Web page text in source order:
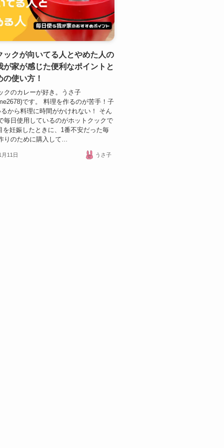
ックが向いてる人とやめた人の
が家が感じた便利なポイントと
の使い方！
クのカレーが好き。うさ子
です。 料理を作るのが苦手！子
から料理に時間がかけれない！ そん
毎日使用しているのがホットクックで
を妊娠したときに、1番不安だった毎
りのために購入して...
11日 うさ子